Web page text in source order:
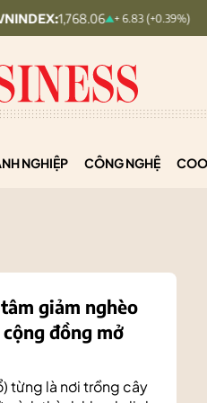
+ 6.83 (+0.39%) HNX30:
NGHIỆP CÔNG NGHỆ
giảm nghèo
đồng mở
từng là nơi trồng cây